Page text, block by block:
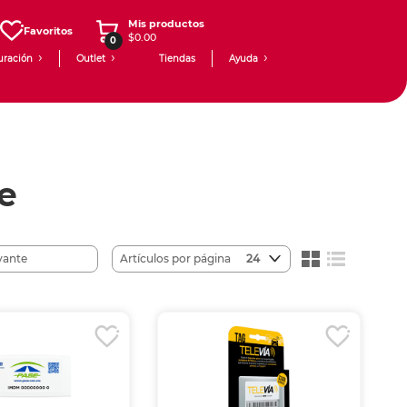
Favoritos
0
Mis productos
$0.00
Outlet Tiendas Ayuda
Artículos por página 24